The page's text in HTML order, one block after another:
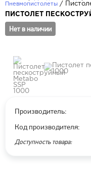
Пневмопистолеты /
ПИСТОЛЕТ
Нет в наличии
Производитель:
Код производителя:
Доступность товара: